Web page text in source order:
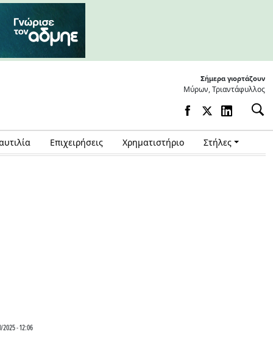
Σήμερα γιορτάζουν
Μύρων, Τριαντάφυλλος
Επιχειρήσεις Χρηματιστήριο Στήλες
2025 - 12:06